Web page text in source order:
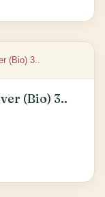
(Bio) 3..